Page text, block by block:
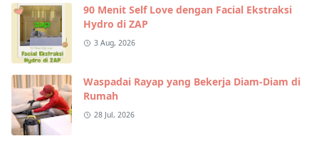
90 Menit Self Love dengan Facial Ekstraksi
Hydro di ZAP
3 Aug, 2026
Waspadai Rayap yang Bekerja Diam-Diam di
Rumah
28 Jul, 2026